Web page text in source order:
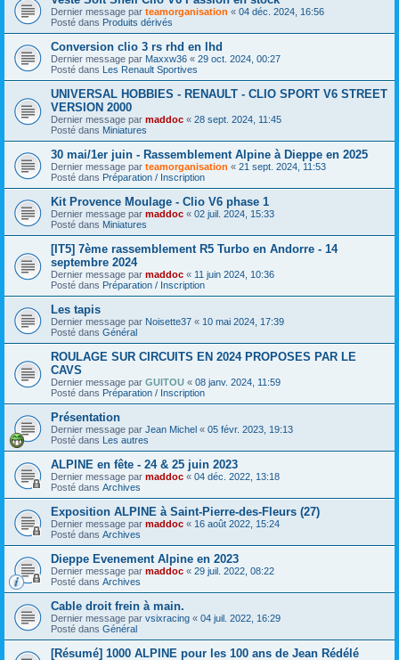
Dernier message par teamorganisation « 04 déc. 2024, 16:56
Posté dans Produits dérivés
Conversion clio 3 rs rhd en lhd
Dernier message par Maxxw36 « 29 oct. 2024, 00:27
Posté dans Les Renault Sportives
UNIVERSAL HOBBIES - RENAULT - CLIO SPORT V6 STREET
VERSION 2000
Dernier message par maddoc « 28 sept. 2024, 11:45
Posté dans Miniatures
30 mai/1er juin - Rassemblement Alpine à Dieppe en 2025
Dernier message par teamorganisation « 21 sept. 2024, 11:53
Posté dans Préparation / Inscription
Kit Provence Moulage - Clio V6 phase 1
Dernier message par maddoc « 02 juil. 2024, 15:33
Posté dans Miniatures
[IT5] 7ème rassemblement R5 Turbo en Andorre - 14
septembre 2024
Dernier message par maddoc « 11 juin 2024, 10:36
Posté dans Préparation / Inscription
Les tapis
Dernier message par Noisette37 « 10 mai 2024, 17:39
Posté dans Général
ROULAGE SUR CIRCUITS EN 2024 PROPOSES PAR LE
CAVS
Dernier message par GUITOU « 08 janv. 2024, 11:59
Posté dans Préparation / Inscription
Présentation
Dernier message par Jean Michel « 05 févr. 2023, 19:13
Posté dans Les autres
ALPINE en fête - 24 & 25 juin 2023
Dernier message par maddoc « 04 déc. 2022, 13:18
Posté dans Archives
Exposition ALPINE à Saint-Pierre-des-Fleurs (27)
Dernier message par maddoc « 16 août 2022, 15:24
Posté dans Archives
Dieppe Evenement Alpine en 2023
Dernier message par maddoc « 29 juil. 2022, 08:22
Posté dans Archives
Cable droit frein à main.
Dernier message par vsixracing « 04 juil. 2022, 16:29
Posté dans Général
[Résumé] 1000 ALPINE pour les 100 ans de Jean Rédélé